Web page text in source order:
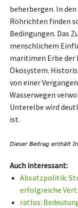
beherbergen. In
Röhrichten finden
Bedingungen. Das
menschlichem
maritimen Erbe der
Ökosystem.
von einer
Wasserwegen
Unterelbe wird
ist.
Auch interessant:
Absatzpolitik:
erfolgreiche
ratlos: